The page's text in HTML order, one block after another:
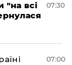
"на всі
07:30
07:00